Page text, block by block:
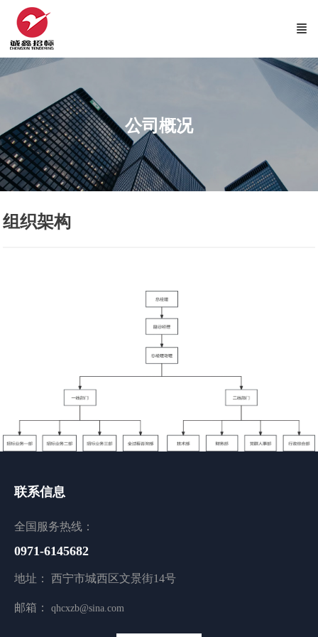
公司概况
组织架构
联系信息
全国服务热线：
0971-6145682
地址： 西宁市城西区文景街14号
邮箱： qhcxzb@sina.com